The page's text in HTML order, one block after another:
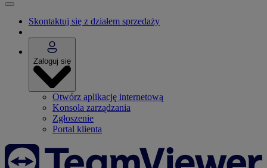
Skontaktuj się z działem sprzedaży
Zaloguj się
Otwórz aplikację internetową
Konsola zarządzania
Zgłoszenie
Portal klienta